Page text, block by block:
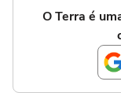
O Terra é